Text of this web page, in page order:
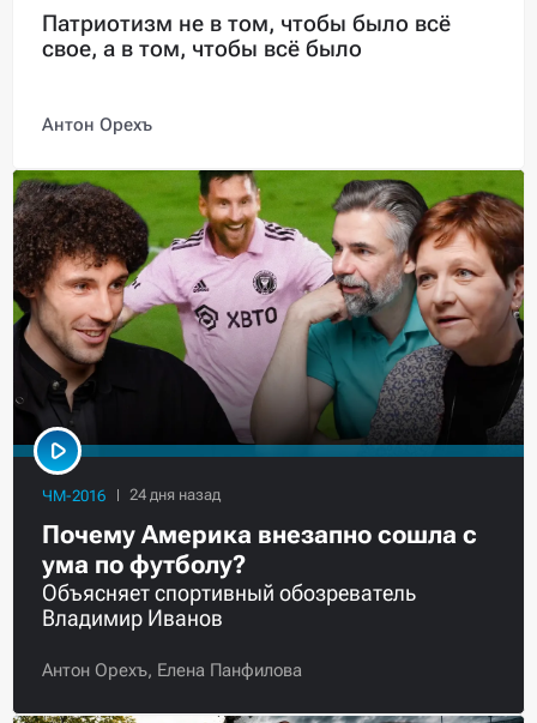
Патриотизм не в том, чтобы было всё
свое, а в том, чтобы всё было
Антон Орехъ
ЧМ-2016
Почему Америка внезапно сошла с
ума по футболу?
Объясняет спортивный обозреватель
Владимир Иванов
Антон Орехъ, Елена Панфилова